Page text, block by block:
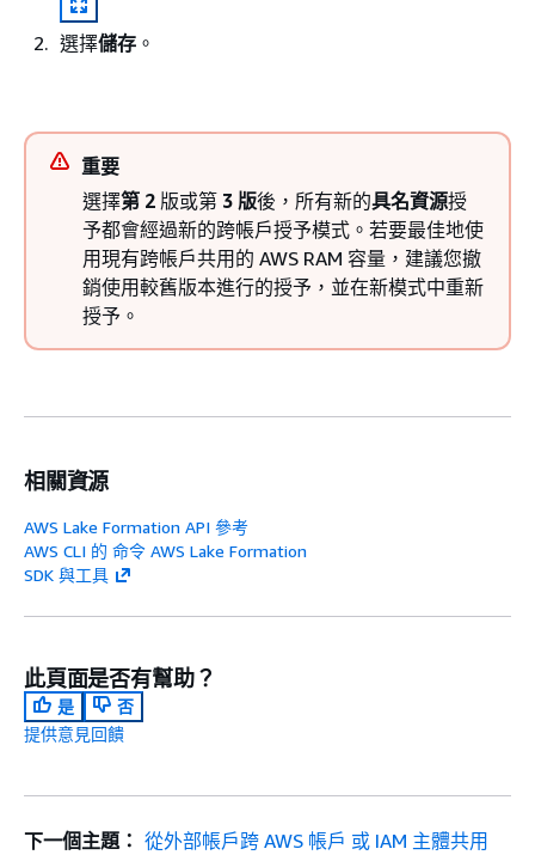
選擇儲存 。
重要
選擇第 2 版或第 3 版後，所有新的具名資源授
予都會經過新的跨帳戶授予模式。若要最佳地使
用現有跨帳戶共用的 AWS RAM 容量，建議您撤
銷使用較舊版本進行的授予，並在新模式中重新
授予。
相關資源
AWS Lake Formation API 參考
AWS CLI 的 命令 AWS Lake Formation
SDK 與工具
此頁面是否有幫助？
是
否
提供意見回饋
下一個主題： 從外部帳戶跨 AWS 帳戶 或 IAM 主體共用